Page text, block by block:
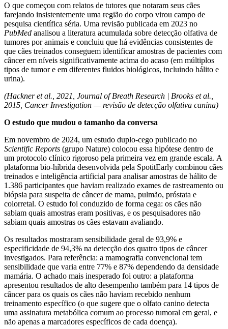
O que começou com relatos de tutores que notaram seus cães
farejando insistentemente uma região do corpo virou campo de
pesquisa científica séria. Uma revisão publicada em 2023 no
PubMed analisou a literatura acumulada sobre detecção olfativa de
tumores por animais e concluiu que há evidências consistentes de
que cães treinados conseguem identificar amostras de pacientes com
câncer em níveis significativamente acima do acaso (em múltiplos
tipos de tumor e em diferentes fluidos biológicos, incluindo hálito e
urina).
(Hackner et al., 2021, Journal of Breath Research | Brooks et al.,
2015, Cancer Investigation — revisão de detecção olfativa canina)
O estudo que mudou o tamanho da conversa
Em novembro de 2024, um estudo duplo-cego publicado no
Scientific Reports (grupo Nature) colocou essa hipótese dentro de
um protocolo clínico rigoroso pela primeira vez em grande escala. A
plataforma bio-híbrida desenvolvida pela SpotitEarly combinou cães
treinados e inteligência artificial para analisar amostras de hálito de
1.386 participantes que haviam realizado exames de rastreamento ou
biópsia para suspeita de câncer de mama, pulmão, próstata e
colorretal. O estudo foi conduzido de forma cega: os cães não
sabiam quais amostras eram positivas, e os pesquisadores não
sabiam quais amostras os cães estavam avaliando.
Os resultados mostraram sensibilidade geral de 93,9% e
especificidade de 94,3% na detecção dos quatro tipos de câncer
investigados. Para referência: a mamografia convencional tem
sensibilidade que varia entre 77% e 87% dependendo da densidade
mamária. O achado mais inesperado foi outro: a plataforma
apresentou resultados de alto desempenho também para 14 tipos de
câncer para os quais os cães não haviam recebido nenhum
treinamento específico (o que sugere que o olfato canino detecta
uma assinatura metabólica comum ao processo tumoral em geral, e
não apenas a marcadores específicos de cada doença).